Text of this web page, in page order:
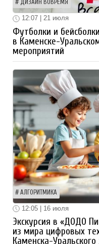
ДИЗАЙН ВОВРЕМЯ
12:07 | 21 июля
Футболки и
в Каменске-
мероприятий
АЛГОРИТМИКА
12:05 | 16 июля
Экскурсия в «ДОДО
из мира цифровых
Каменска-